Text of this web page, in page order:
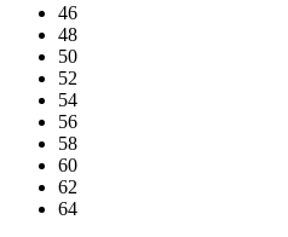
46
48
50
52
54
56
58
60
62
64